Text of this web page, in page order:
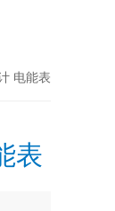
电能表
表